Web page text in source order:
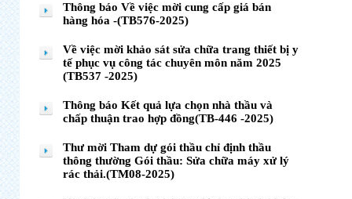
Thông báo Về việc mời cung cấp giá bán
hàng hóa -(TB576-2025)
Về việc mời khảo sát sửa chữa trang thiết bị y
tế phục vụ công tác chuyên môn năm 2025
(TB537 -2025)
Thông báo Kết quả lựa chọn nhà thầu và
chấp thuận trao hợp đồng(TB-446 -2025)
Thư mời Tham dự gói thầu chỉ định thầu
thông thường Gói thầu: Sửa chữa máy xử lý
rác thải.(TM08-2025)